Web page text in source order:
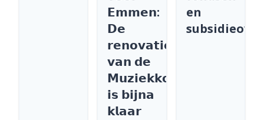
𝗘𝗺𝗺𝗲𝗻:
𝗗𝗲
𝗿𝗲𝗻𝗼𝘃𝗮𝘁𝗶𝗲
𝘃𝗮𝗻 𝗱𝗲
𝗠𝘂𝘇𝗶𝗲𝗸𝗸𝗼𝗲𝗽𝗲𝗹
𝗶𝘀 𝗯𝗶𝗷𝗻𝗮
𝗸𝗹𝗮𝗮𝗿
en